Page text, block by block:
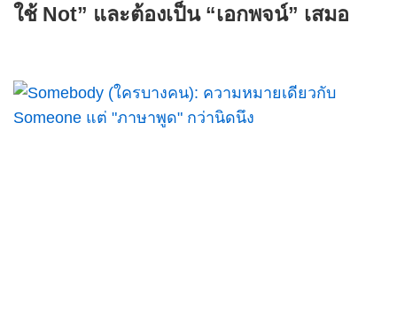
ใช้ Not” และต้องเป็น “เอกพจน์” เสมอ